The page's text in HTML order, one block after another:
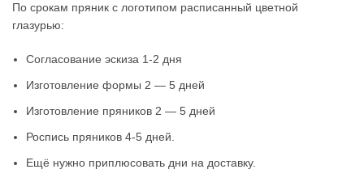
По срокам пряник с логотипом расписанный цветной
глазурью:
Согласование эскиза 1-2 дня
Изготовление формы 2 — 5 дней
Изготовление пряников 2 — 5 дней
Роспись пряников 4-5 дней.
Ещё нужно приплюсовать дни на доставку.